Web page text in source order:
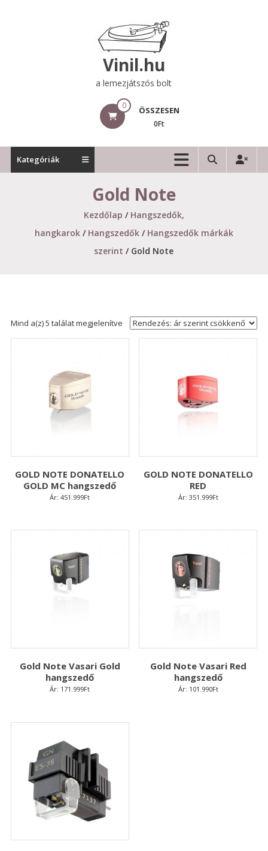
Vinil.hu
a lemezjátszós bolt
0 ÖSSZESEN
0Ft
Kategóriák
Gold Note
Kezdőlap / Hangszedők,
hangkarok/ Hangszedők/ Hangszedők márkák
szerint / Gold Note
Mind a(z) 5 találat megjelenítveSorted
by
GOLD NOTE DONATELLO
GOLD MC hangszedő
Ár: 451.999Ft
GOLD NOTE DONATELLO
RED
Ár: 351.999Ft
Gold Note Vasari Gold
hangszedő
Ár: 171.999Ft
Gold Note Vasari Red
hangszedő
Ár: 101.990Ft